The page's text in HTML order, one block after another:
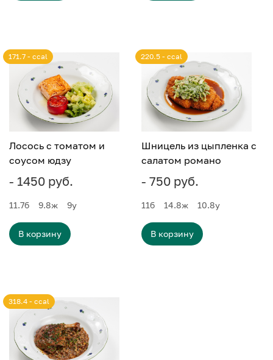
Лосось с томатом и
соусом юдзу
- 1450 руб.
171.7 - ccal
11.7б 9.8ж 9у
В корзину
Шницель из цыпленка с
салатом романо
- 750 руб.
220.5 - ccal
11б 14.8ж 10.8у
В корзину
318.4 - ccal